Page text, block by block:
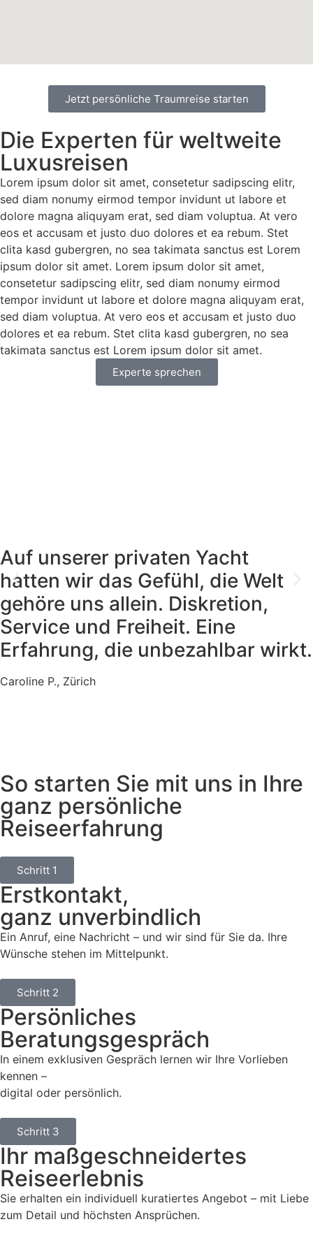
Jetzt persönliche Traumreise starten
Die Experten für weltweite
Luxusreisen
Lorem ipsum dolor sit amet, consetetur sadipscing elitr,
sed diam nonumy eirmod tempor invidunt ut labore et
dolore magna aliquyam erat, sed diam voluptua. At vero
eos et accusam et justo duo dolores et ea rebum. Stet
clita kasd gubergren, no sea takimata sanctus est Lorem
ipsum dolor sit amet. Lorem ipsum dolor sit amet,
consetetur sadipscing elitr, sed diam nonumy eirmod
tempor invidunt ut labore et dolore magna aliquyam erat,
sed diam voluptua. At vero eos et accusam et justo duo
dolores et ea rebum. Stet clita kasd gubergren, no sea
takimata sanctus est Lorem ipsum dolor sit amet.
Experte sprechen
Auf unserer privaten Yacht
hatten wir das Gefühl, die Welt
gehöre uns allein. Diskretion,
Service und Freiheit. Eine
Erfahrung, die unbezahlbar wirkt.
Caroline P., Zürich
So starten Sie mit uns in Ihre
ganz persönliche
Reiseerfahrung
Schritt 1
Erstkontakt,
ganz unverbindlich
Ein Anruf, eine Nachricht – und wir sind für Sie da. Ihre
Wünsche stehen im Mittelpunkt.
Schritt 2
Persönliches
Beratungsgespräch
In einem exklusiven Gespräch lernen wir Ihre Vorlieben
kennen –
digital oder persönlich.
Schritt 3
Ihr maßgeschneidertes
Reiseerlebnis
Sie erhalten ein individuell kuratiertes Angebot – mit Liebe
zum Detail und höchsten Ansprüchen.